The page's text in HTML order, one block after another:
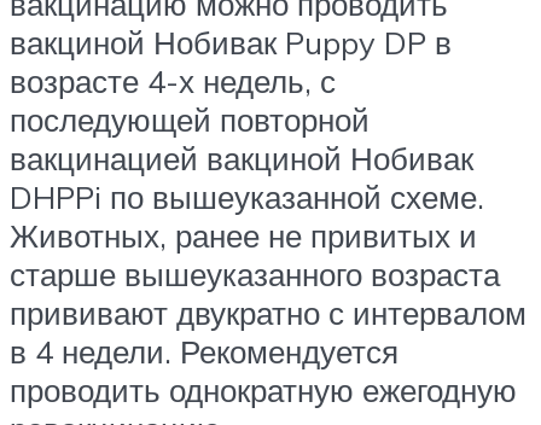
вакциной Нобивак Puppy DP в
возрасте 4-х недель, с
последующей повторной
вакцинацией вакциной Нобивак
DHPPi по вышеуказанной схеме.
Животных, ранее не привитых и
старше вышеуказанного возраста
прививают двукратно с интервалом
в 4 недели. Рекомендуется
проводить однократную ежегодную